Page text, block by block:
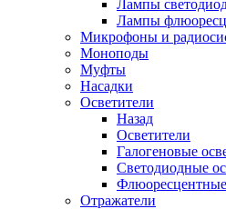
Лампы
Лампы
Микрофоны и
Моноподы
Муфты
Насадки
Осветители
Назад
Осветители
Галогеновые
Светодиодные
Флюоресцентные
Отражатели